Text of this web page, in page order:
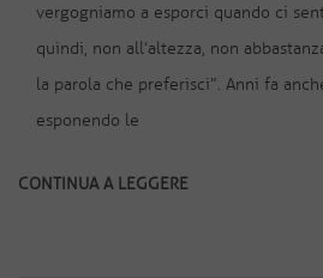
vergogniamo a esporci quando ci
quindi, non all’altezza, non
la parola che preferisci”. Anni fa
esponendo le
CONTINUA A LEGGERE